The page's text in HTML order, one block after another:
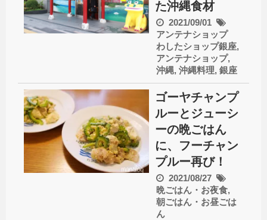
た沖縄食材
2021/09/01
アンテナショップ
わしたショップ銀座,
アンテナショップ,
沖縄, 沖縄料理, 銀座
ゴーヤチャンプ
ルーとジューシ
ーの晩ごはん
に、フーチャン
プルー再び！
2021/08/27
晩ごはん・お夜食,
朝ごはん・お昼ごは
ん